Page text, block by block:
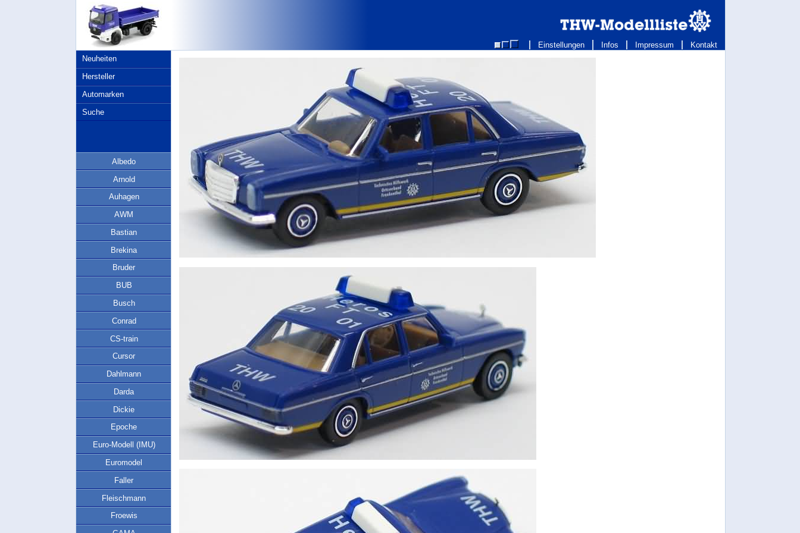
Einstellungen Infos Impressum
Kontakt
Neuheiten
Hersteller
Automarken
Suche
Albedo
Arnold
Auhagen
AWM
Bastian
Brekina
Bruder
BUB
Busch
Conrad
CS-train
Cursor
Dahlmann
Darda
Dickie
Epoche
Euro-Modell (IMU)
Euromodel
Faller
Fleischmann
Froewis